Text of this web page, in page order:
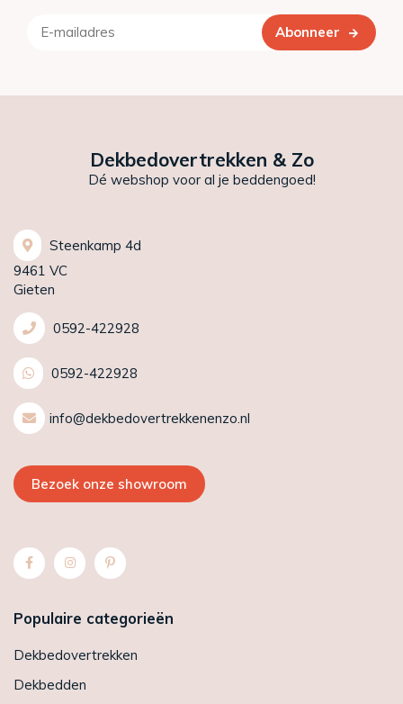
Abonneer
Dekbedovertrekken & Zo
Dé webshop voor al je beddengoed!
Steenkamp 4d
9461 VC
Gieten
0592-422928
0592-422928
info@dekbedovertrekkenenzo.nl
Bezoek onze showroom
Populaire categorieën
Dekbedovertrekken
Dekbedden